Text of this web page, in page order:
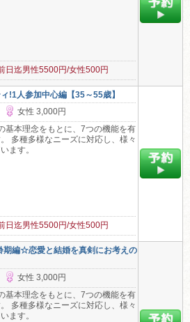
日迄男性5500円/女性500円
!1人参加中心編【35～55歳】
女性 3,000円
基本理念をもとに、7つの機能を有
多種多様なニーズに対応し、様々
ます。
日迄男性5500円/女性500円
期編☆恋愛と結婚を真剣にお考えの
女性 3,000円
基本理念をもとに、7つの機能を有
多種多様なニーズに対応し、様々
ます。